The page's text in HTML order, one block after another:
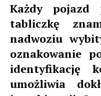
Każdy pojazd
tabliczkę
nadwoziu
oznakowanie
identyfikację
umożliwia